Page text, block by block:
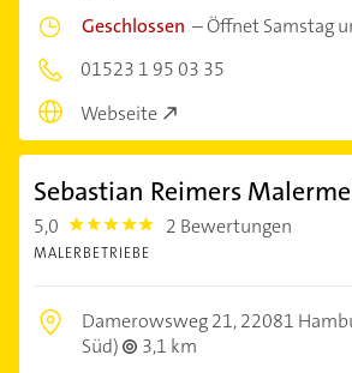
Geschlossen –Öffnet Samstag
01523 1 95 03 35
Webseite
Sebastian Reimers
5,0 5.0 2 Bewertungen
MALERBETRIEBE
Damerowsweg 21,22081
Süd)
3,1 km